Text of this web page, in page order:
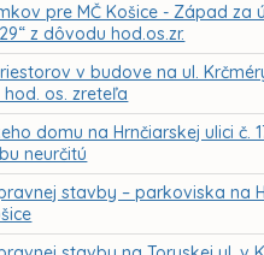
pre MČ Košice - Západ
z dôvodu hod.os.zr.
v budove na ul.
os. zreteľa
domu na Hrnčiarskej ulici č.
neurčitú
stavby – parkoviska na